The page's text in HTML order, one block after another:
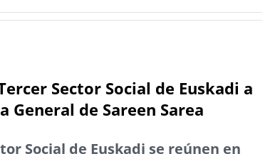
Sector Social de Euskadi a
General de Sareen Sarea
Social de Euskadi se reúnen en